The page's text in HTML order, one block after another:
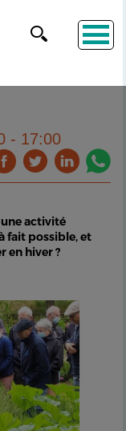
- 17:00
activité
fait possible, et
en hiver ?